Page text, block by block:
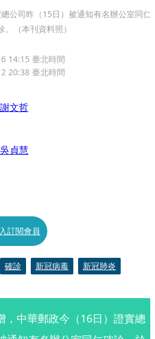
公司昨（15日）被通知有名辦公室同仁
。（本刊資料照）
14:15 臺北時間
20:38 臺北時間
謝文哲
吳貞慧
訂閱會員
確診 新冠病毒 新冠肺炎
，中華郵政今（16日）證實總